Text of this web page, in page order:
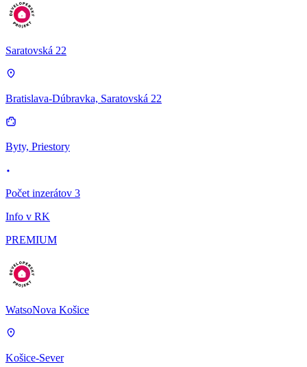
Saratovská 22
Bratislava-Dúbravka, Saratovská 22
Byty, Priestory
Počet inzerátov 3
Info v RK
PREMIUM
WatsoNova Košice
Košice-Sever